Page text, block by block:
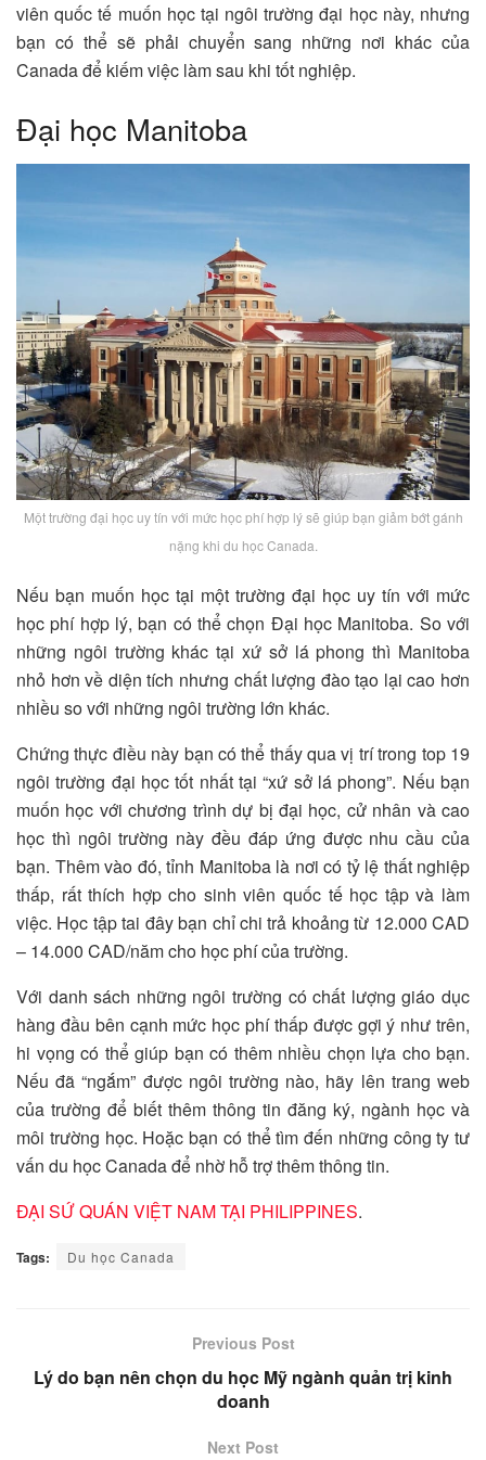
viên quốc tế muốn học tại ngôi trường đại học này, nhưng
bạn có thể sẽ phải chuyển sang những nơi khác của
Canada để kiếm việc làm sau khi tốt nghiệp.
Đại học Manitoba
Một trường đại học uy tín với mức học phí hợp lý sẽ giúp bạn giảm bớt gánh
nặng khi du học Canada.
Nếu bạn muốn học tại một trường đại học uy tín với mức
học phí hợp lý, bạn có thể chọn Đại học Manitoba. So với
những ngôi trường khác tại xứ sở lá phong thì Manitoba
nhỏ hơn về diện tích nhưng chất lượng đào tạo lại cao hơn
nhiều so với những ngôi trường lớn khác.
Chứng thực điều này bạn có thể thấy qua vị trí trong top 19
ngôi trường đại học tốt nhất tại “xứ sở lá phong”. Nếu bạn
muốn học với chương trình dự bị đại học, cử nhân và cao
học thì ngôi trường này đều đáp ứng được nhu cầu của
bạn. Thêm vào đó, tỉnh Manitoba là nơi có tỷ lệ thất nghiệp
thấp, rất thích hợp cho sinh viên quốc tế học tập và làm
việc. Học tập tai đây bạn chỉ chi trả khoảng từ 12.000 CAD
– 14.000 CAD/năm cho học phí của trường.
Với danh sách những ngôi trường có chất lượng giáo dục
hàng đầu bên cạnh mức học phí thấp được gợi ý như trên,
hi vọng có thể giúp bạn có thêm nhiều chọn lựa cho bạn.
Nếu đã “ngắm” được ngôi trường nào, hãy lên trang web
của trường để biết thêm thông tin đăng ký, ngành học và
môi trường học. Hoặc bạn có thể tìm đến những công ty tư
vấn du học Canada để nhờ hỗ trợ thêm thông tin.
ĐẠI SỨ QUÁN VIỆT NAM TẠI PHILIPPINES.
Tags: Du học Canada
Previous Post
Lý do bạn nên chọn du học Mỹ ngành quản trị kinh
doanh
Next Post